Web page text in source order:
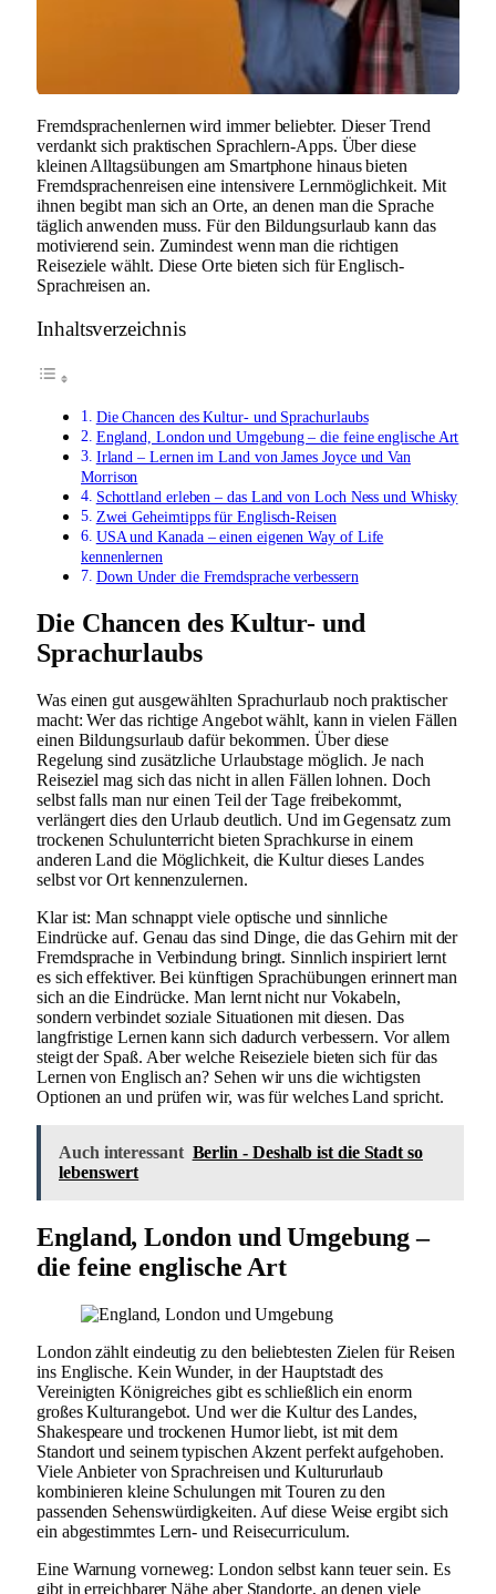
Fremdsprachenlernen wird immer beliebter. Dieser Trend
verdankt sich praktischen Sprachlern-Apps. Über diese
kleinen Alltagsübungen am Smartphone hinaus bieten
Fremdsprachenreisen eine intensivere Lernmöglichkeit. Mit
ihnen begibt man sich an Orte, an denen man die Sprache
täglich anwenden muss. Für den Bildungsurlaub kann das
motivierend sein. Zumindest wenn man die richtigen
Reiseziele wählt. Diese Orte bieten sich für Englisch-
Sprachreisen an.
Inhaltsverzeichnis
Die Chancen des Kultur- und Sprachurlaubs
England, London und Umgebung – die feine englische Art
Irland – Lernen im Land von James Joyce und Van
Morrison
Schottland erleben – das Land von Loch Ness und Whisky
Zwei Geheimtipps für Englisch-Reisen
USA und Kanada – einen eigenen Way of Life
kennenlernen
Down Under die Fremdsprache verbessern
Die Chancen des Kultur- und
Sprachurlaubs
Was einen gut ausgewählten Sprachurlaub noch praktischer
macht: Wer das richtige Angebot wählt, kann in vielen Fällen
einen Bildungsurlaub dafür bekommen. Über diese
Regelung sind zusätzliche Urlaubstage möglich. Je nach
Reiseziel mag sich das nicht in allen Fällen lohnen. Doch
selbst falls man nur einen Teil der Tage freibekommt,
verlängert dies den Urlaub deutlich. Und im Gegensatz zum
trockenen Schulunterricht bieten Sprachkurse in einem
anderen Land die Möglichkeit, die Kultur dieses Landes
selbst vor Ort kennenzulernen.
Klar ist: Man schnappt viele optische und sinnliche
Eindrücke auf. Genau das sind Dinge, die das Gehirn mit der
Fremdsprache in Verbindung bringt. Sinnlich inspiriert lernt
es sich effektiver. Bei künftigen Sprachübungen erinnert man
sich an die Eindrücke. Man lernt nicht nur Vokabeln,
sondern verbindet soziale Situationen mit diesen. Das
langfristige Lernen kann sich dadurch verbessern. Vor allem
steigt der Spaß. Aber welche Reiseziele bieten sich für das
Lernen von Englisch an? Sehen wir uns die wichtigsten
Optionen an und prüfen wir, was für welches Land spricht.
Auch interessant Berlin - Deshalb ist die Stadt so
lebenswert
England, London und Umgebung –
die feine englische Art
London zählt eindeutig zu den beliebtesten Zielen für Reisen
ins Englische. Kein Wunder, in der Hauptstadt des
Vereinigten Königreiches gibt es schließlich ein enorm
großes Kulturangebot. Und wer die Kultur des Landes,
Shakespeare und trockenen Humor liebt, ist mit dem
Standort und seinem typischen Akzent perfekt aufgehoben.
Viele Anbieter von Sprachreisen und Kultururlaub
kombinieren kleine Schulungen mit Touren zu den
passenden Sehenswürdigkeiten. Auf diese Weise ergibt sich
ein abgestimmtes Lern- und Reisecurriculum.
Eine Warnung vorneweg: London selbst kann teuer sein. Es
gibt in erreichbarer Nähe aber Standorte, an denen viele